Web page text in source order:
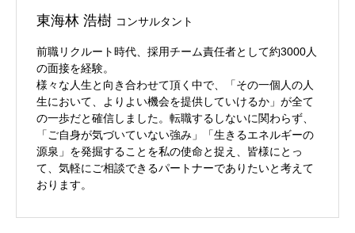
東海林 浩樹 コンサルタント
前職リクルート時代、採用チーム責任者として約3000人
の面接を経験。
様々な人生と向き合わせて頂く中で、「その一個人の人
生において、よりよい機会を提供していけるか」が全て
の一歩だと確信しました。転職するしないに関わらず、
「ご自身が気づいていない強み」「生きるエネルギーの
源泉」を発掘することを私の使命と捉え、皆様にとっ
て、気軽にご相談できるパートナーでありたいと考えて
おります。